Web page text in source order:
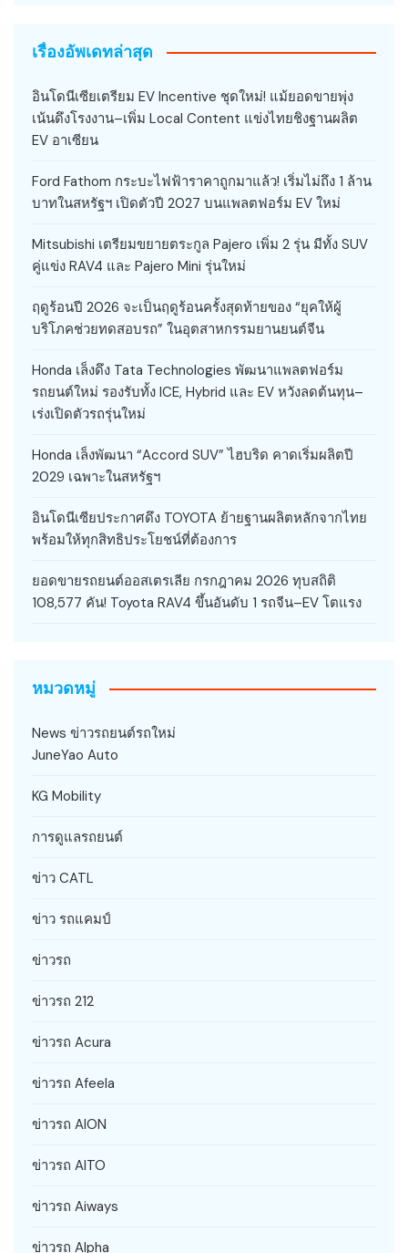
เรื่องอัพเดทล่าสุด
อินโดนีเซียเตรียม EV Incentive ชุดใหม่! แม้ยอดขายพุ่ง
เน้นดึงโรงงาน–เพิ่ม Local Content แข่งไทยชิงฐานผลิต
EV อาเซียน
Ford Fathom กระบะไฟฟ้าราคาถูกมาแล้ว! เริ่มไม่ถึง 1 ล้าน
บาทในสหรัฐฯ เปิดตัวปี 2027 บนแพลตฟอร์ม EV ใหม่
Mitsubishi เตรียมขยายตระกูล Pajero เพิ่ม 2 รุ่น มีทั้ง SUV
คู่แข่ง RAV4 และ Pajero Mini รุ่นใหม่
ฤดูร้อนปี 2026 จะเป็นฤดูร้อนครั้งสุดท้ายของ “ยุคให้ผู้
บริโภคช่วยทดสอบรถ” ในอุตสาหกรรมยานยนต์จีน
Honda เล็งดึง Tata Technologies พัฒนาแพลตฟอร์ม
รถยนต์ใหม่ รองรับทั้ง ICE, Hybrid และ EV หวังลดต้นทุน–
เร่งเปิดตัวรถรุ่นใหม่
Honda เล็งพัฒนา “Accord SUV” ไฮบริด คาดเริ่มผลิตปี
2029 เฉพาะในสหรัฐฯ
อินโดนีเซียประกาศดึง TOYOTA ย้ายฐานผลิตหลักจากไทย
พร้อมให้ทุกสิทธิประโยชน์ที่ต้องการ
ยอดขายรถยนต์ออสเตรเลีย กรกฎาคม 2026 ทุบสถิติ
108,577 คัน! Toyota RAV4 ขึ้นอันดับ 1 รถจีน–EV โตแรง
หมวดหมู่
News ข่าวรถยนต์รถใหม่
JuneYao Auto
KG Mobility
การดูแลรถยนต์
ข่าว CATL
ข่าว รถแคมป์
ข่าวรถ
ข่าวรถ 212
ข่าวรถ Acura
ข่าวรถ Afeela
ข่าวรถ AION
ข่าวรถ AITO
ข่าวรถ Aiways
ข่าวรถ Alpha